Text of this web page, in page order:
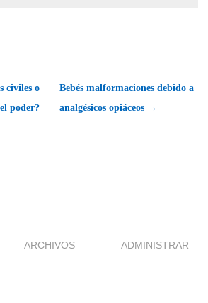
civiles o
poder?
Bebés malformaciones debido a
analgésicos opiáceos →
ARCHIVOS ADMINISTRAR